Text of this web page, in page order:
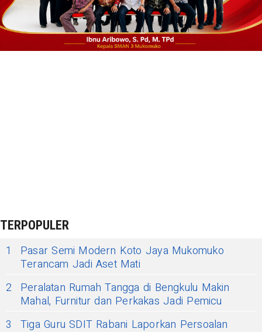
TERPOPULER
1
Pasar Semi Modern Koto Jaya Mukomuko
Terancam Jadi Aset Mati
2
Peralatan Rumah Tangga di Bengkulu Makin
Mahal, Furnitur dan Perkakas Jadi Pemicu
3
Tiga Guru SDIT Rabani Laporkan Persoalan